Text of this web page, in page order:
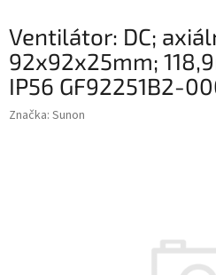
Ventilátor: DC;
92x92x25mm;
IP56 GF92251B2-
Značka: Sunon